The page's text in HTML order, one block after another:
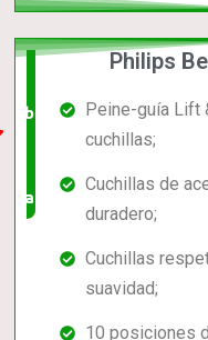
barato,
valorado!
Philips
Peine-guía Lift
cuchillas;
Cuchillas de
duradero;
Cuchillas
suavidad;
10 posiciones